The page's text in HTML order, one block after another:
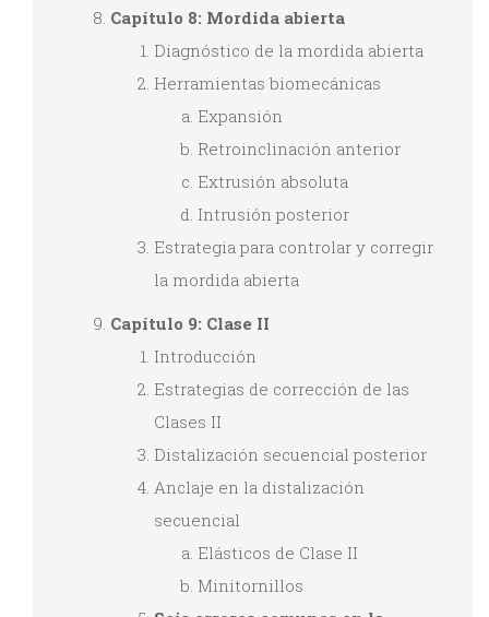
Capítulo 8: Mordida abierta
Diagnóstico de la mordida abierta
Herramientas biomecánicas
Expansión
Retroinclinación anterior
Extrusión absoluta
Intrusión posterior
Estrategia para controlar y corregir
la mordida abierta
Capítulo 9: Clase II
Introducción
Estrategias de corrección de las
Clases II
Distalización secuencial posterior
Anclaje en la distalización
secuencial
Elásticos de Clase II
Minitornillos